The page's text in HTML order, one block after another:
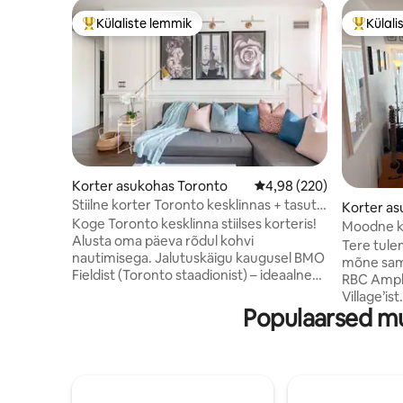
Külaliste suur lemmik
Külaliste lemmik
Korter asukohas Toronto Keskmine hinnang
4,98 (220)
Stiilne korter Toronto kesklinnas + tasuta
parkimine
Koge Toronto kesklinna stiilses korteris!
Alusta oma päeva rõdul kohvi
nautimisega. Jalutuskäigu kaugusel BMO
Fieldist (Toronto staadionist) – ideaalne
ürituste jaoks. Jalutuskäigu kaugusel on
Exhibition Place, CN Tower, Rogers
Korter
Moodne
Tere
mõne
RBC
pääseb
Populaarsed